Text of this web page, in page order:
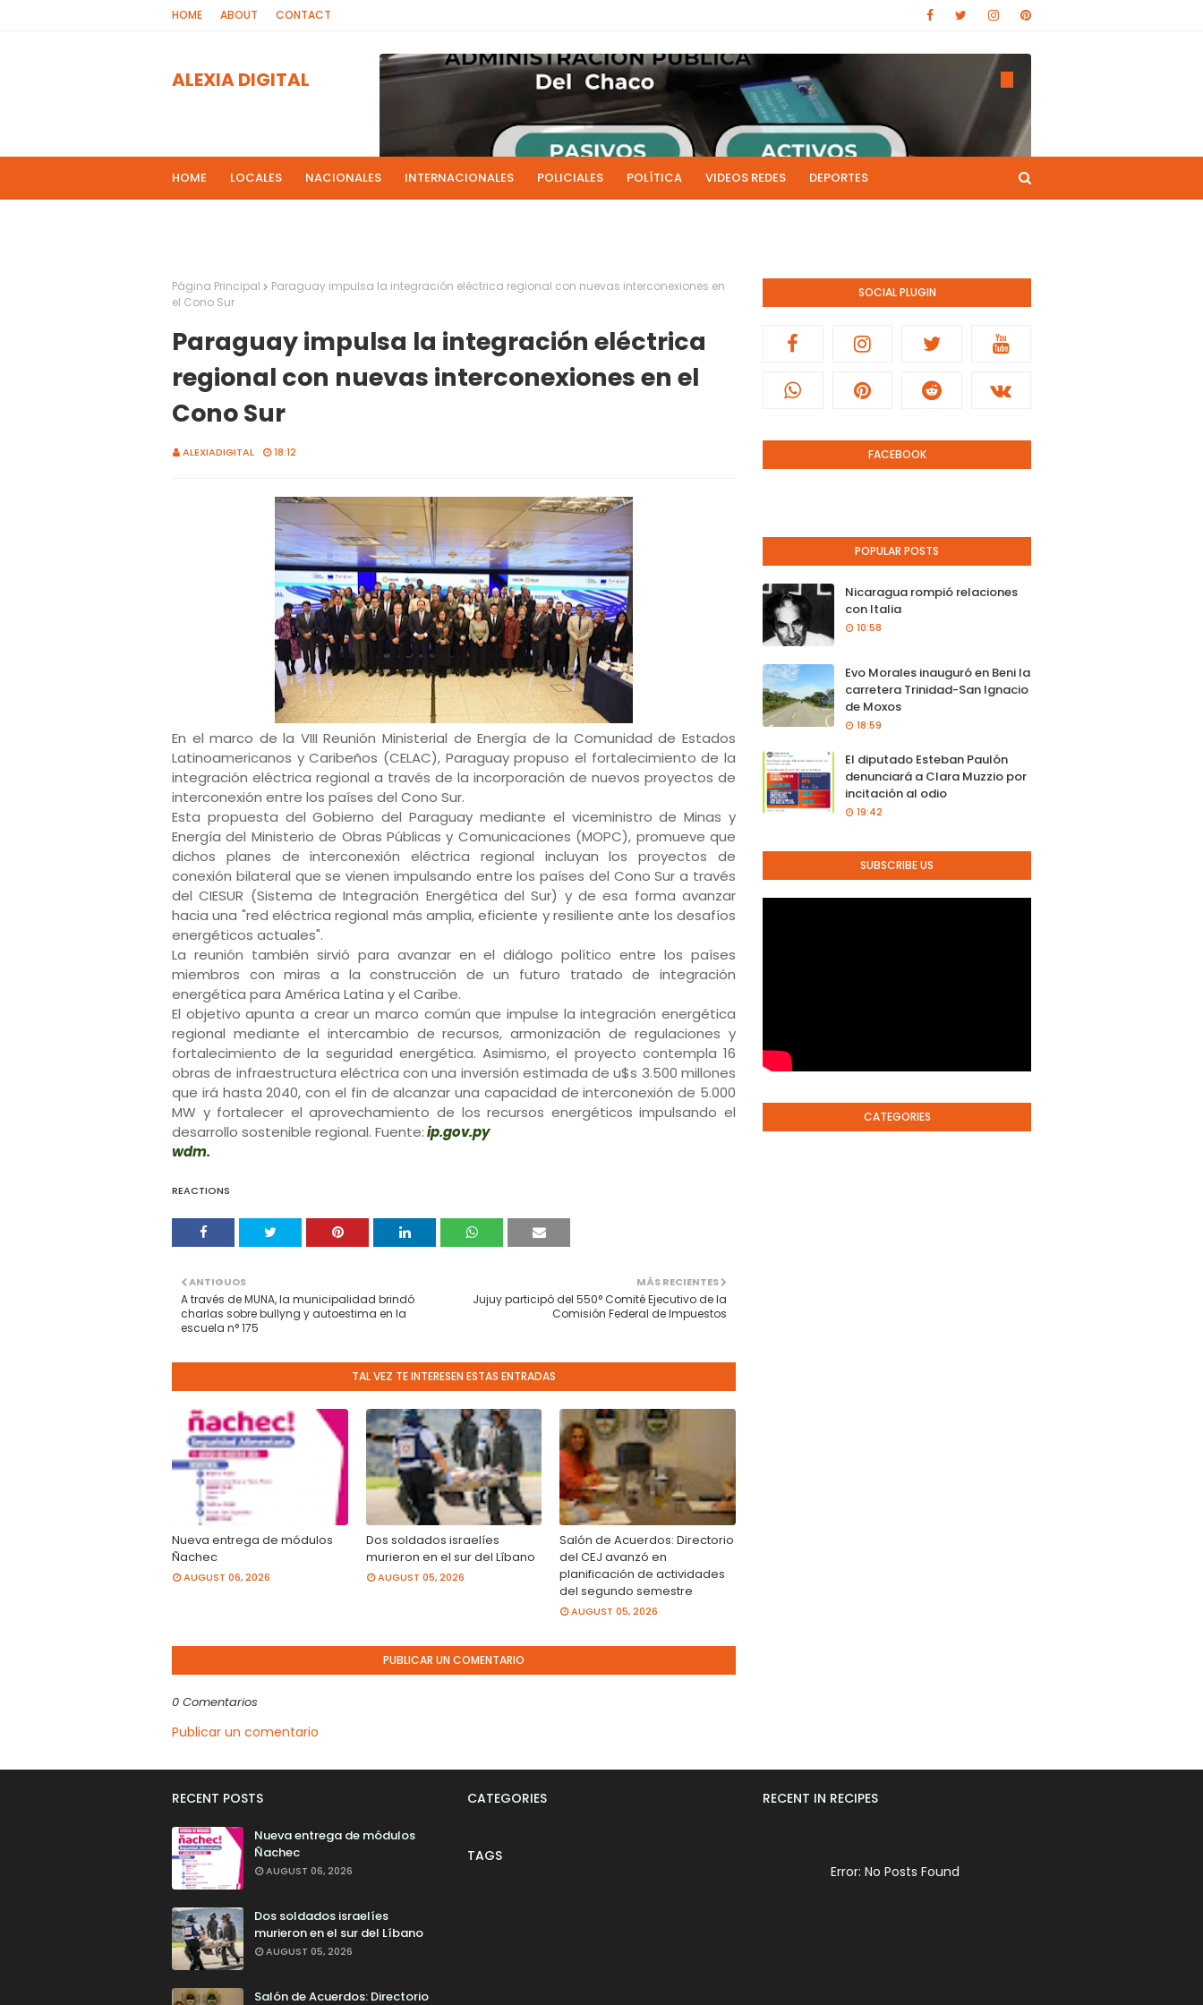
HOME ABOUT CONTACT
ALEXIA DIGITAL
HOME LOCALES NACIONALES INTERNACIONALES POLICIALES POLÍTICA VIDEOS REDES DEPORTES
Página Principal
Paraguay impulsa la integración eléctrica regional con nuevas interconexiones en
el Cono Sur
Paraguay impulsa la integración eléctrica
regional con nuevas interconexiones en el
Cono Sur
ALEXIADIGITAL 18:12
En el marco de la VIII Reunión Ministerial de Energía de la Comunidad de Estados
Latinoamericanos y Caribeños (CELAC), Paraguay propuso el fortalecimiento de la
integración eléctrica regional a través de la incorporación de nuevos proyectos de
interconexión entre los países del Cono Sur.
Esta propuesta del Gobierno del Paraguay mediante el viceministro de Minas y
Energía del Ministerio de Obras Públicas y Comunicaciones (MOPC), promueve que
dichos planes de interconexión eléctrica regional incluyan los proyectos de
conexión bilateral que se vienen impulsando entre los países del Cono Sur a través
del CIESUR (Sistema de Integración Energética del Sur) y de esa forma avanzar
hacia una "red eléctrica regional más amplia, eficiente y resiliente ante los desafíos
energéticos actuales".
La reunión también sirvió para avanzar en el diálogo político entre los países
miembros con miras a la construcción de un futuro tratado de integración
energética para América Latina y el Caribe.
El objetivo apunta a crear un marco común que impulse la integración energética
regional mediante el intercambio de recursos, armonización de regulaciones y
fortalecimiento de la seguridad energética. Asimismo, el proyecto contempla 16
obras de infraestructura eléctrica con una inversión estimada de u$s 3.500 millones
que irá hasta 2040, con el fin de alcanzar una capacidad de interconexión de 5.000
MW y fortalecer el aprovechamiento de los recursos energéticos impulsando el
desarrollo sostenible regional. Fuente:ip.gov.py
wdm.
REACTIONS
MÁS RECIENTES
Jujuy participó del 550° Comité Ejecutivo de la
Comisión Federal de Impuestos
ANTIGUOS
A través de MUNA, la municipalidad brindó
charlas sobre bullyng y autoestima en la
escuela n° 175
TAL VEZ TE INTERESEN ESTAS ENTRADAS
Nueva entrega de módulos
Ñachec
AUGUST 06, 2026
Dos soldados israelíes
murieron en el sur del Líbano
AUGUST 05, 2026
Salón de Acuerdos: Directorio
del CEJ avanzó en
planificación de actividades
del segundo semestre
AUGUST 05, 2026
PUBLICAR UN COMENTARIO
0 Comentarios
Publicar un comentario
SOCIAL PLUGIN
FACEBOOK
POPULAR POSTS
Nicaragua rompió relaciones
con Italia
10:58
Evo Morales inauguró en Beni la
carretera Trinidad-San Ignacio
de Moxos
18:59
El diputado Esteban Paulón
denunciará a Clara Muzzio por
incitación al odio
19:42
SUBSCRIBE US
CATEGORIES
RECENT POSTS
Nueva entrega de módulos
Ñachec
AUGUST 06, 2026
Dos soldados israelíes
murieron en el sur del Líbano
AUGUST 05, 2026
Salón de Acuerdos: Directorio
CATEGORIES
TAGS
RECENT IN RECIPES
Error: No Posts Found